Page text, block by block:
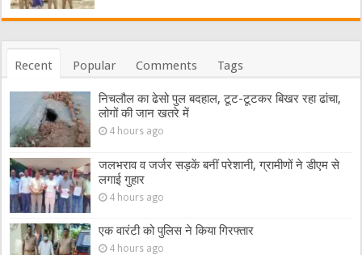
Recent Popular Comments Tags
निचलौल का ढेसो पुल बदहाल, टूट-टूटकर बिखर रहा ढांचा,
लोगों की जान खतरे में
4 hours ago
जलभराव व जर्जर सड़कें बनीं परेशानी, ग्रामीणों ने डीएम से
लगाई गुहार
4 hours ago
एक वारंटी को पुलिस ने किया गिरफ्तार
4 hours ago